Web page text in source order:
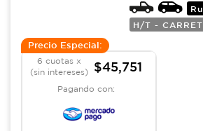
H/T -
Precio Especial:
6 cuotas x
(sin intereses)
$45,751
Pagando con: